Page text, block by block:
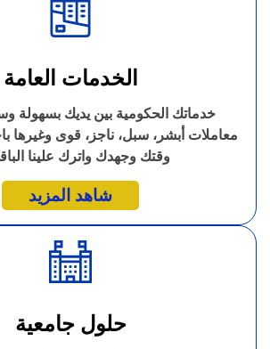
الخدمات العامة
خدماتك الحكومية بين يديك بسهولة
معاملات أبشر، سبل، ناجز، قوى وغيرها
وقتك وجهدك واترك علينا
شاهد المزيد
حلول جامعية